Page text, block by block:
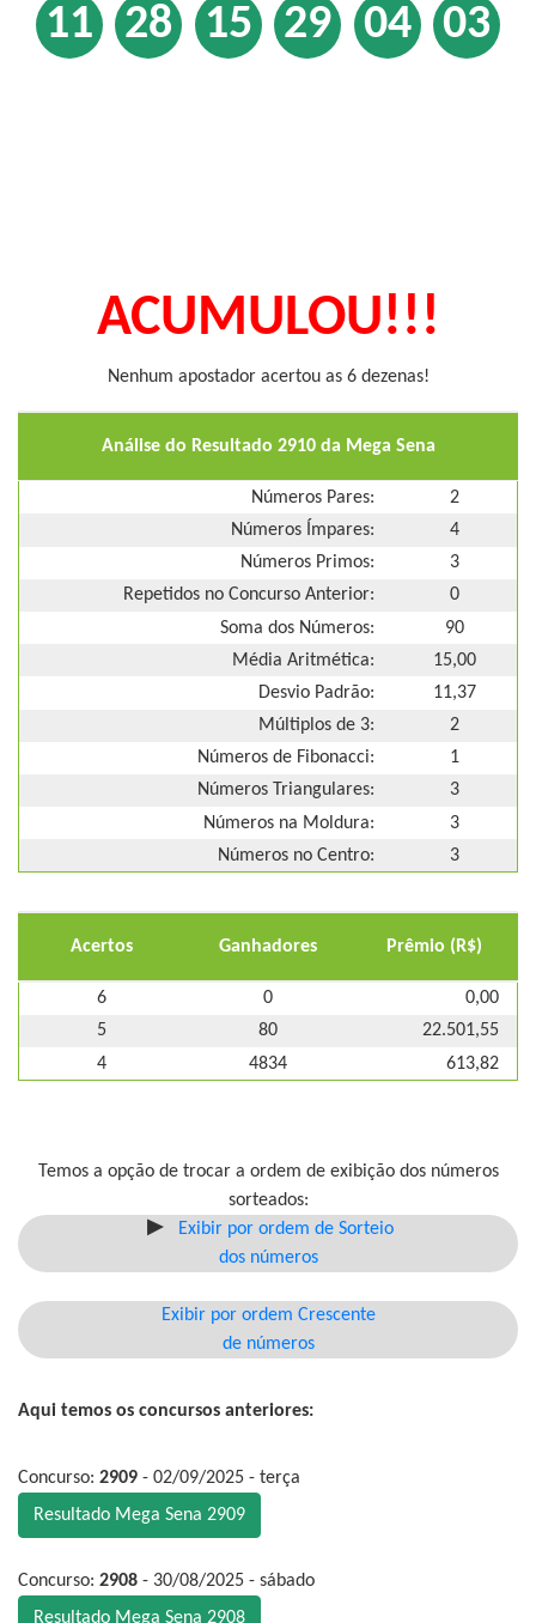
11 28 15 29 04 03
ACUMULOU!!!
Nenhum apostador acertou as 6 dezenas!
Análise do Resultado 2910 da Mega Sena
Números Pares:
2
Números Ímpares:
4
Números Primos:
3
Repetidos no Concurso Anterior:
0
Soma dos Números:
90
Média Aritmética:
15,00
Desvio Padrão:
11,37
Múltiplos de 3:
2
Números de Fibonacci:
1
Números Triangulares:
3
Números na Moldura:
3
Números no Centro:
3
Acertos Ganhadores Prêmio (R$)
6 0
0,00
5
80
22.501,55
4
4834 613,82
Temos a opção de trocar a ordem de exibição dos números
sorteados:
Exibir por ordem de Sorteio
dos números
Exibir por ordem Crescente
de números
Aqui temos os concursos anteriores:
Concurso: 2909 - 02/09/2025 - terça
Resultado Mega Sena 2909
Concurso: 2908 - 30/08/2025 - sábado
Resultado Mega Sena 2908